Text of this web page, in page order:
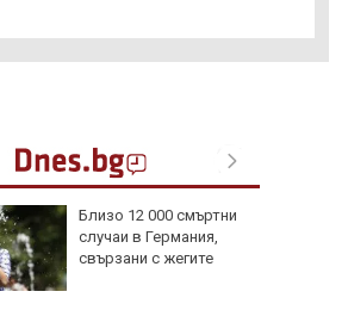
Близо 12 000 смъртни
случаи в Германия,
свързани с жегите